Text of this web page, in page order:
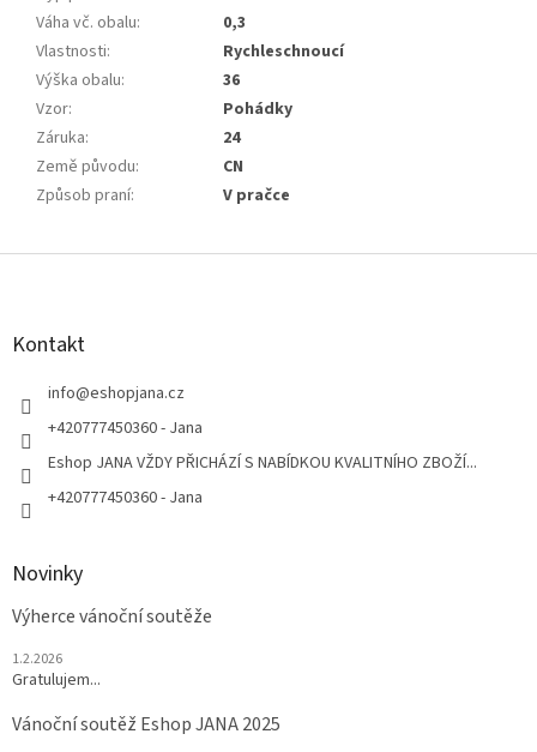
Váha vč. obalu:
0,3
Vlastnosti:
Rychleschnoucí
Výška obalu:
36
Vzor:
Pohádky
Záruka:
24
Země původu:
CN
Způsob praní: V pračce
Z
Kontakt
info@eshopjana.cz
+420777450360 - Jana
Eshop JANA VŽDY PŘICHÁZÍ S NABÍDKOU KVALITNÍHO ZBOŽÍ...
+420777450360 - Jana
Novinky
Výherce vánoční soutěže
1.2.2026
Gratulujem...
Vánoční soutěž Eshop JANA 2025